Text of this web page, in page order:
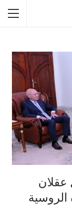
عقلان
الروسية